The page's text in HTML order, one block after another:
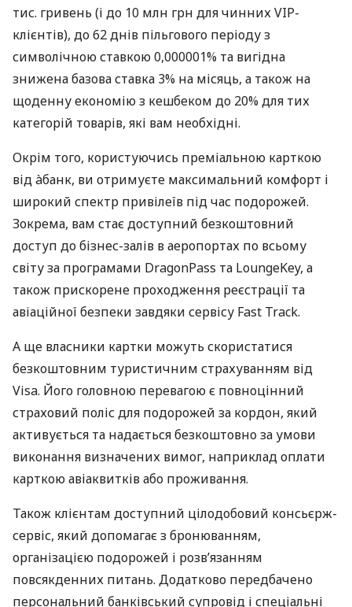
тис. гривень (і до 10 млн грн для чинних VIP-
клієнтів), до 62 днів пільгового періоду з
символічною ставкою 0,000001% та вигідна
знижена базова ставка 3% на місяць, а також на
щоденну економію з кешбеком до 20% для тих
категорій товарів, які вам необхідні.
Окрім того, користуючись преміальною карткою
від àбанк, ви отримуєте максимальний комфорт і
широкий спектр привілеїв під час подорожей.
Зокрема, вам стає доступний безкоштовний
доступ до бізнес-залів в аеропортах по всьому
світу за програмами DragonPass та LoungeKey, а
також прискорене проходження реєстрації та
авіаційної безпеки завдяки сервісу Fast Track.
А ще власники картки можуть скористатися
безкоштовним туристичним страхуванням від
Visa. Його головною перевагою є повноцінний
страховий поліс для подорожей за кордон, який
активується та надається безкоштовно за умови
виконання визначених вимог, наприклад оплати
карткою авіаквитків або проживання.
Також клієнтам доступний цілодобовий консьєрж-
сервіс, який допомагає з бронюванням,
організацією подорожей і розв’язанням
повсякденних питань. Додатково передбачено
персональний банківський супровід і спеціальні